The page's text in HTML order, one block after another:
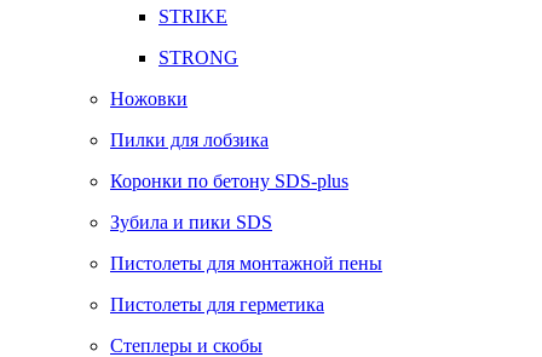
STRIKE
STRONG
Ножовки
Пилки для лобзика
Коронки по бетону SDS-plus
Зубила и пики SDS
Пистолеты для монтажной пены
Пистолеты для герметика
Степлеры и скобы